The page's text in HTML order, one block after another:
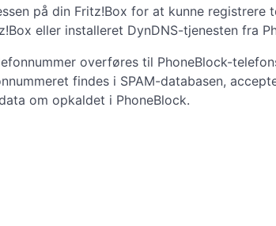
på din Fritz!Box for at kunne registrere
eller installeret DynDNS-tjenesten fra
overføres til PhoneBlock-
findes i SPAM-databasen,
om opkaldet i PhoneBlock.